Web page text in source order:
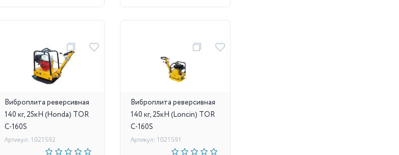
Виброплита реверсивная
140 кг, 25кН (Honda) TOR
C-160S
Артикул: 1021592
Виброплита реверсивная
140 кг, 25кН (Loncin) TOR
C-160S
Артикул: 1021591